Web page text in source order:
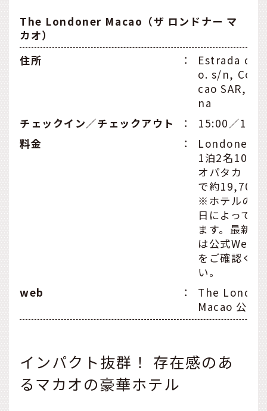
The Londoner Macao（ザ ロンドナー マ
カオ）
住所
：
Estrada do
o. s/n,
cao SAR,
na
チェックイン／チェックアウト
：
15:00／
料金
：
Londoner
1泊2名1098
オパタカ（
で約19,700
※ホテルの価
日によって変
ます。最新の
は公式Web
をご確認く
い。
web
：
The
Macao 公式
インパクト抜群！ 存在感のあ
るマカオの豪華ホテル